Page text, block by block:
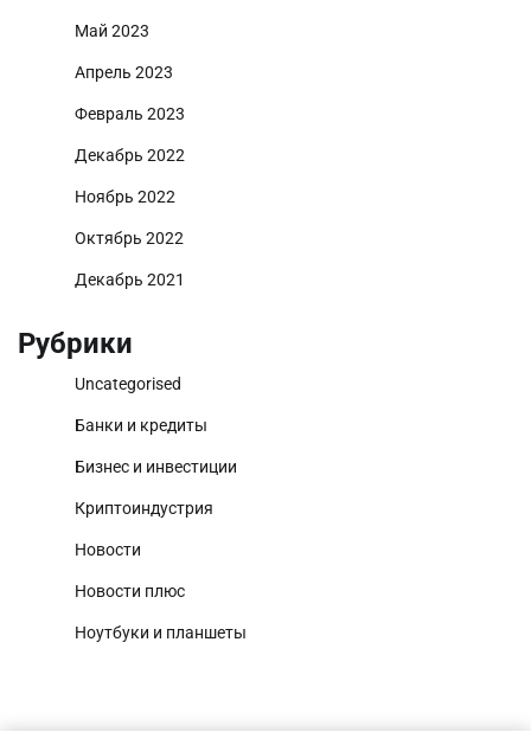
Май 2023
Апрель 2023
Февраль 2023
Декабрь 2022
Ноябрь 2022
Октябрь 2022
Декабрь 2021
Рубрики
Uncategorised
Банки и кредиты
Бизнес и инвестиции
Криптоиндустрия
Новости
Новости плюс
Ноутбуки и планшеты